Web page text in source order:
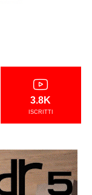
3.8K
ISCRITTI